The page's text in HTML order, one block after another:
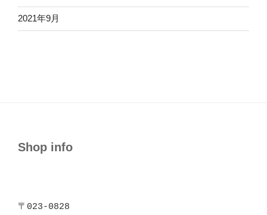
2021年9月
Shop info
〒023-0828